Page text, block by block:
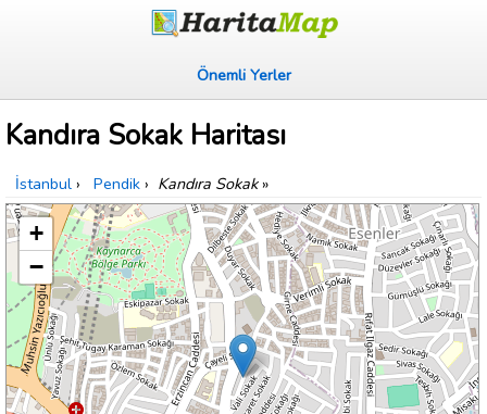
Önemli Yerler
Kandıra Sokak Haritası
İstanbul › Pendik › Kandıra Sokak»
+
−